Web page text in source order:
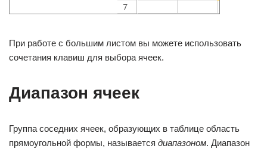
При работе с большим листом вы можете использовать
сочетания клавиш для выбора ячеек.
Диапазон ячеек
Группа соседних ячеек, образующих в таблице область
прямоугольной формы, называется диапазоном. Диапазон